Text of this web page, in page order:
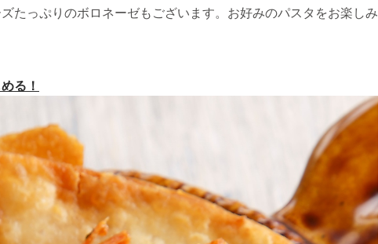
たっぷりのボロネーゼもございます。お好みのパスタをお楽しみ
る！